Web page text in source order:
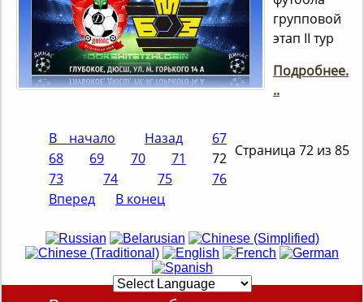
групповой
этап ІІ тур
Подробнее.
..
Страница 72 из 85
В начало Назад
67
68
69 70 71
72
73
74 75
76
Вперед
В конец